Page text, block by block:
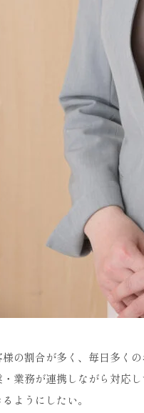
の割合が多く、毎日多く
業務が連携しながら対応
ようにしたい。